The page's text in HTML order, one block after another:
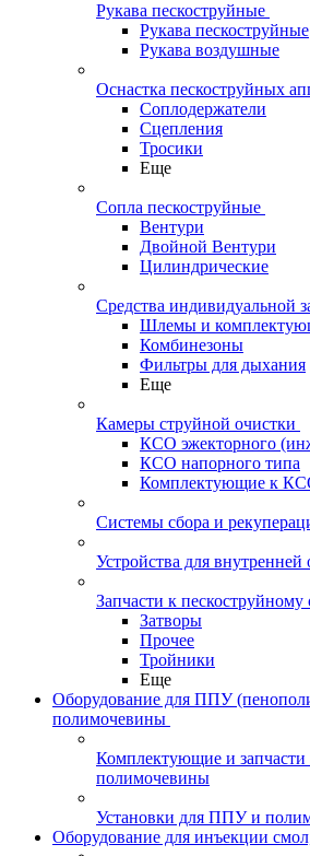
Рукава пескоструйные
Рукава пескоструйные
Рукава воздушные
Оснастка пескоструйных
Соплодержатели
Сцепления
Тросики
Еще
Сопла пескоструйные
Вентури
Двойной Вентури
Цилиндрические
Средства индивидуальной
Шлемы и
Комбинезоны
Фильтры для дыхания
Еще
Камеры струйной очистки
КСО эжекторного
КСО напорного типа
Комплектующие к
Системы сбора и
Устройства для внутренней
Запчасти к
Затворы
Прочее
Тройники
Еще
Оборудование для ППУ
полимочевины
Комплектующие и
полимочевины
Установки для ППУ и
Оборудование для инъекции